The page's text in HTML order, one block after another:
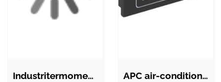
Industritermomenter 561 APC air-conditioning cooling split…